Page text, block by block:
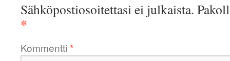
Sähköpostiosoitettasi ei julkaista.
*
Kommentti *